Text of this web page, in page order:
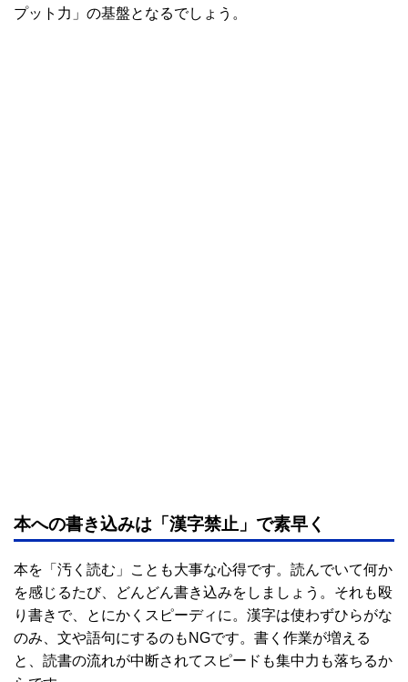
プット力」の基盤となるでしょう。
本への書き込みは「漢字禁止」で素早く
本を「汚く読む」ことも大事な心得です。読んでいて何か
を感じるたび、どんどん書き込みをしましょう。それも殴
り書きで、とにかくスピーディに。漢字は使わずひらがな
のみ、文や語句にするのもNGです。書く作業が増える
と、読書の流れが中断されてスピードも集中力も落ちるか